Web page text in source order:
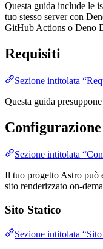
Questa guida include le
tuo stesso server con
GitHub Actions o Deno
Requisiti
Sezione intitolata
Questa guida
Sezione intitolata
Il tuo progetto Astro può
sito renderizzato on-
Sito Statico
Sezione intitolata